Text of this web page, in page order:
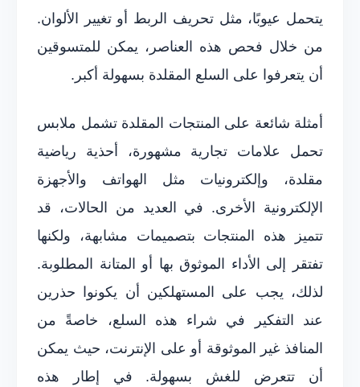
يتحمل عيوبًا، مثل تحريف الربط أو تغيير الألوان.
من خلال فحص هذه العناصر، يمكن للمتسوقين
أن يتعرفوا على السلع المقلدة بسهولة أكبر.
أمثلة شائعة على المنتجات المقلدة تشمل ملابس
تحمل علامات تجارية مشهورة، أحذية رياضية
مقلدة، وإلكترونيات مثل الهواتف والأجهزة
الإلكترونية الأخرى. في العديد من الحالات، قد
تتميز هذه المنتجات بتصميمات مشابهة، ولكنها
تفتقر إلى الأداء الموثوق بها أو المتانة المطلوبة.
لذلك، يجب على المستهلكين أن يكونوا حذرين
عند التفكير في شراء هذه السلع، خاصةً من
المنافذ غير الموثوقة أو على الإنترنت، حيث يمكن
أن تتعرض للغش بسهولة. في إطار هذه